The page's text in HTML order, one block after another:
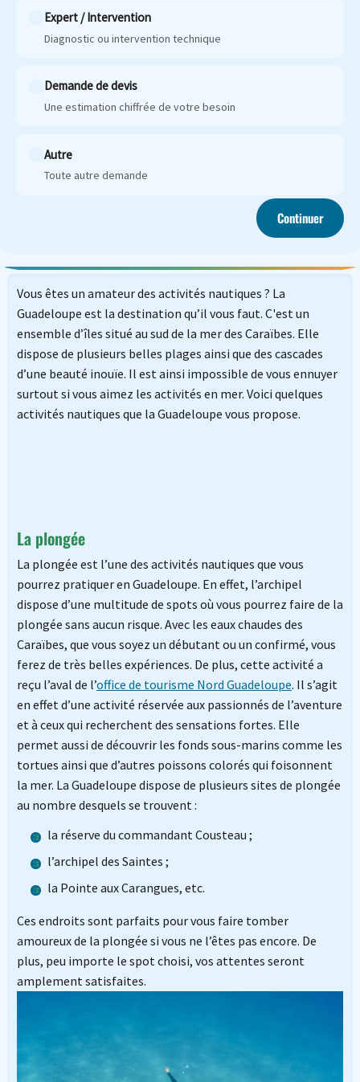
Expert / Intervention
Diagnostic ou intervention technique
Demande de devis
Une estimation chiffrée de votre besoin
Autre
Toute autre demande
Continuer
Vous êtes un amateur des activités nautiques ? La
Guadeloupe est la destination qu’il vous faut. C'est un
ensemble d’îles situé au sud de la mer des Caraïbes. Elle
dispose de plusieurs belles plages ainsi que des cascades
d’une beauté inouïe. Il est ainsi impossible de vous ennuyer
surtout si vous aimez les activités en mer. Voici quelques
activités nautiques que la Guadeloupe vous propose.
La plongée
La plongée est l’une des activités nautiques que vous
pourrez pratiquer en Guadeloupe. En effet, l’archipel
dispose d’une multitude de spots où vous pourrez faire de la
plongée sans aucun risque. Avec les eaux chaudes des
Caraïbes, que vous soyez un débutant ou un confirmé, vous
ferez de très belles expériences. De plus, cette activité a
reçu l’aval de l’office de tourisme Nord Guadeloupe. Il s’agit
en effet d’une activité réservée aux passionnés de l’aventure
et à ceux qui recherchent des sensations fortes. Elle
permet aussi de découvrir les fonds sous-marins comme les
tortues ainsi que d’autres poissons colorés qui foisonnent
la mer. La Guadeloupe dispose de plusieurs sites de plongée
au nombre desquels se trouvent :
la réserve du commandant Cousteau ;
l’archipel des Saintes ;
la Pointe aux Carangues, etc.
Ces endroits sont parfaits pour vous faire tomber
amoureux de la plongée si vous ne l’êtes pas encore. De
plus, peu importe le spot choisi, vos attentes seront
amplement satisfaites.